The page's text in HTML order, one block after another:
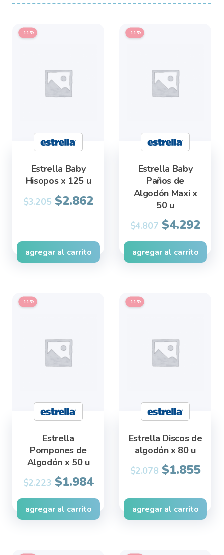
Estrella Baby
Hisopos x 125 u
-11%
$3.205 Original
$3.205.
$2.862Current
$2.862.
agregar al carrito
Estrella Baby
Paños de
Algodón Maxi x
50 u
-11%
$4.807 Original
price
was:
$4.807.
$4.292
is:
agregar al carrito
Estrella
Pompones de
Algodón x 50 u
-11%
$2.223 Original
price
was:
$2.223.
$1.984Current
price
is:
$1.984.
agregar al carrito
Estrella Discos de
algodón x 80 u
-11%
$2.078 Original
was:
$2.078.
$1.855
is:
agregar al carrito